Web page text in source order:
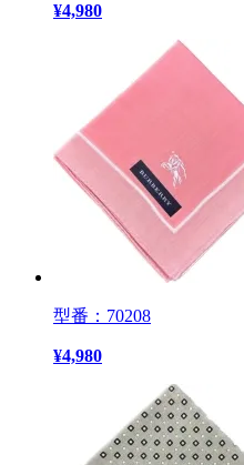
¥4,980
型番：70208
¥4,980